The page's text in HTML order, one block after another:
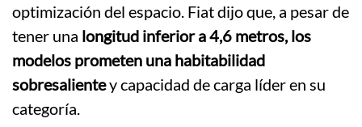
optimización del espacio. Fiat dijo que, a pesar de
tener una longitud inferior a 4,6 metros, los
modelos prometen una habitabilidad
sobresalientey capacidad de carga líder en su
categoría.